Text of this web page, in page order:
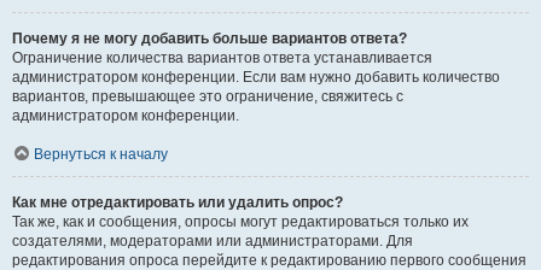
Почему я не могу добавить больше вариантов ответа?
Ограничение количества вариантов ответа устанавливается
администратором конференции. Если вам нужно добавить количество
вариантов, превышающее это ограничение, свяжитесь с
администратором конференции.
Вернуться к началу
Как мне отредактировать или удалить опрос?
Так же, как и сообщения, опросы могут редактироваться только их
создателями, модераторами или администраторами. Для
редактирования опроса перейдите к редактированию первого сообщения